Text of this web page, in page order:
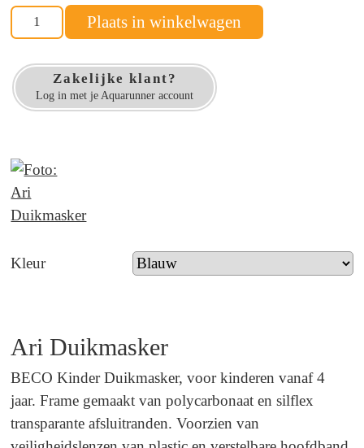
Plaats in winkelwagen
Zakelijke klant?
Log in met je Aquarunner account
Kleur
Ari Duikmasker
BECO Kinder Duikmasker, voor kinderen vanaf 4
jaar. Frame gemaakt van polycarbonaat en silflex
transparante afsluitranden. Voorzien van